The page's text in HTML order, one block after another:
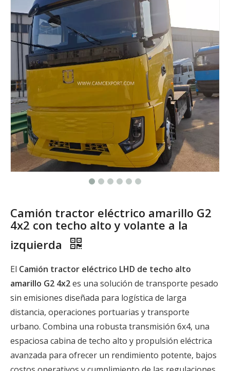
Camión tractor eléctrico amarillo G2
4x2 con techo alto y volante a la
izquierda
El Camión tractor eléctrico LHD de techo alto
amarillo G2 4x2es una solución de transporte pesado
sin emisiones diseñada para logística de larga
distancia, operaciones portuarias y transporte
urbano. Combina una robusta transmisión 6x4, una
espaciosa cabina de techo alto y propulsión eléctrica
avanzada para ofrecer un rendimiento potente, bajos